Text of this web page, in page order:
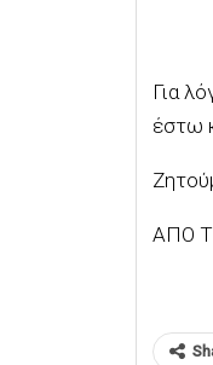
Για
έστω
ΑΠΟ